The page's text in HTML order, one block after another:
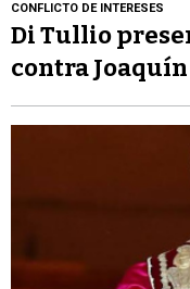
CONFLICTO DE INTERESES
Di Tullio
contra